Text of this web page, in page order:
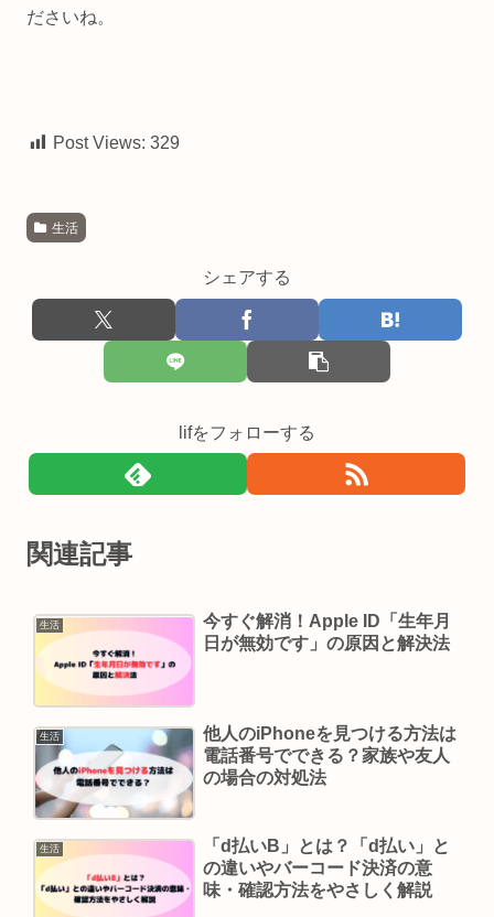
ださいね。
Post Views: 329
生活
シェアする
lifをフォローする
関連記事
生活
今すぐ解消！Apple ID「生年月
日が無効です」の原因と解決法
生活
他人のiPhoneを見つける方法は
電話番号でできる？家族や友人
の場合の対処法
生活
「d払いB」とは？「d払い」と
の違いやバーコード決済の意
味・確認方法をやさしく解説